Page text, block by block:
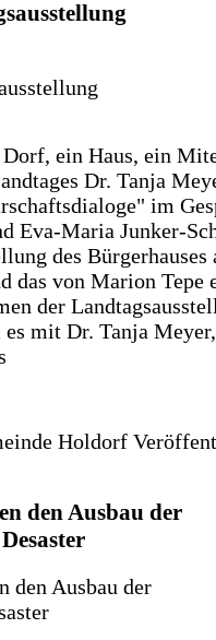
ein Haus, ein
Dr. Tanja
im
Eva-Maria Junker-
des Bürgerhauses
das von Marion Tepe
der
mit Dr. Tanja Meyer,
Holdorf
den Ausbau der